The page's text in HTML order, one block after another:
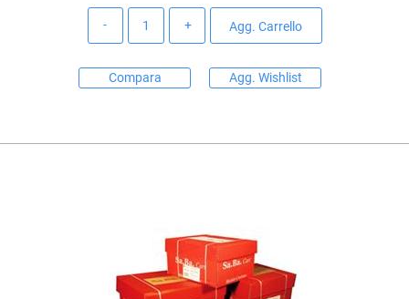
Agg. Carrello
Compara Agg. Wishlist